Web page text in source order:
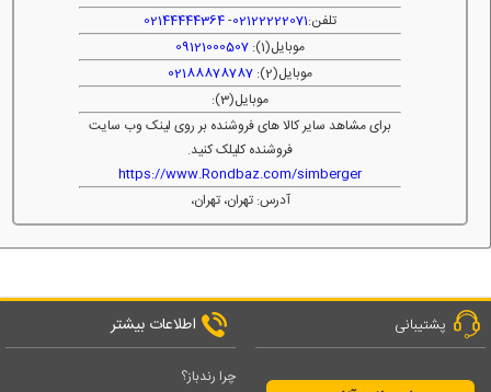
تلفن:02122222071
-
02144444364
موبایل(1):
09121000507
موبایل(2):
02188878787
موبایل(3):
برای مشاهد سایر کالا های فروشنده بر روی لینک وب سایت
فروشنده کلیلک کنید.
https://www.Rondbaz.com/simberger
آدرس: تهران، تهران،
پشتیبانی اطلاعات بیشتر
چرا رندباز؟